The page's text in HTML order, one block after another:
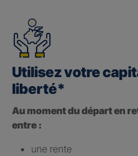
Utilisez votre
liberté*
Au moment du départ en
entre :
une rente